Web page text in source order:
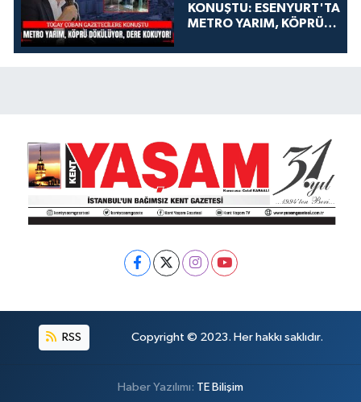
KONUŞTU: ESENYURT'TA
METRO YARIM, KÖPRÜ
KOKUYOR!
RSS Copyright © 2023. Her hakkı saklıdır.
Haber Yazılımı: TE Bilişim